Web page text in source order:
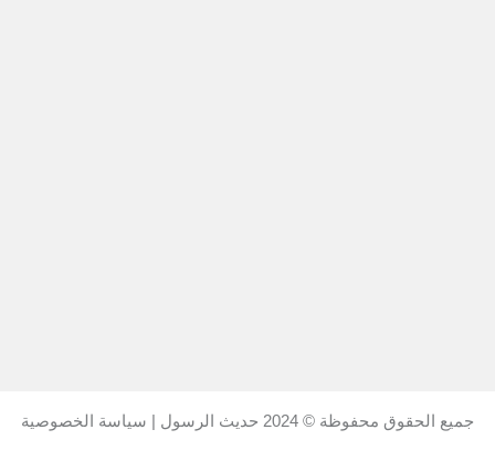
جميع الحقوق محفوظة © 2024 حديث الرسول | سياسة الخصوصية